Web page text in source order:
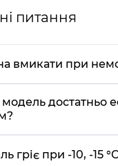
питання
вмикати при
достатньо
гріє при -10, -15